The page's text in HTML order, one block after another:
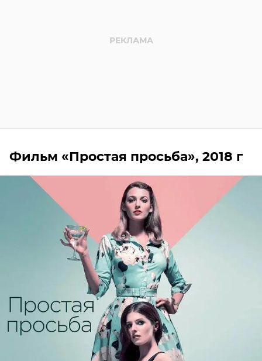
Фильм «Простая просьба», 2018 г